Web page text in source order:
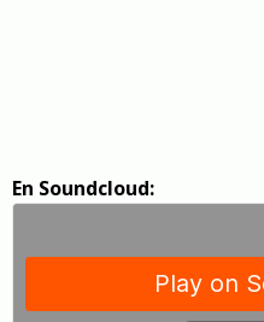
En Soundcloud: